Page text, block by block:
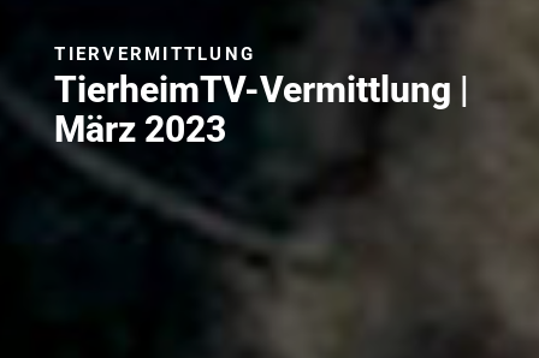
TierheimTV-Vermittlung |
März 2023
TIERVERMITTLUNG